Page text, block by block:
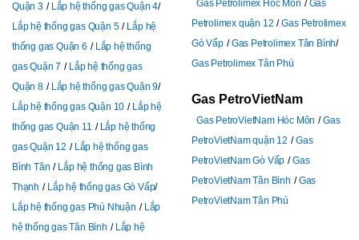
Quận 3
Lắp hệ thống gas Quận 4
Lắp hệ thống gas Quận 5
Lắp hệ
thống gas Quận 6
Lắp hệ thống
gas Quận 7
Lắp hệ thống gas
Quận 8
Lắp hệ thống gas Quận 9
Lắp hệ thống gas Quận 10
Lắp hệ
thống gas Quận 11
Lắp hệ thống
gas Quận 12
Lắp hệ thống gas
Bình Tân
Lắp hệ thống gas Bình
Thạnh
Lắp hệ thống gas Gò Vấp
Lắp hệ thống gas Phú Nhuận
Lắp
hệ thống gas Tân Bình
Lắp hệ
Gas Petrolimex Hóc Môn
Gas
Petrolimex quận 12
Gas Petrolimex
Gò Vấp
Gas Petrolimex Tân Bình
Gas Petrolimex Tân Phú
Gas PetroVietNam
Gas PetroVietNam Hóc Môn
Gas
PetroVietNam quận 12
Gas
PetroVietNam Gò Vấp
Gas
PetroVietNam Tân Bình
Gas
PetroVietNam Tân Phú